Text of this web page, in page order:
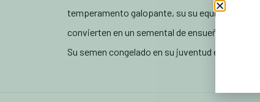
temperamento galopante, su su equilibrio, su
convierten en un semental de ensueño… La
Su semen congelado en su juventud es tan